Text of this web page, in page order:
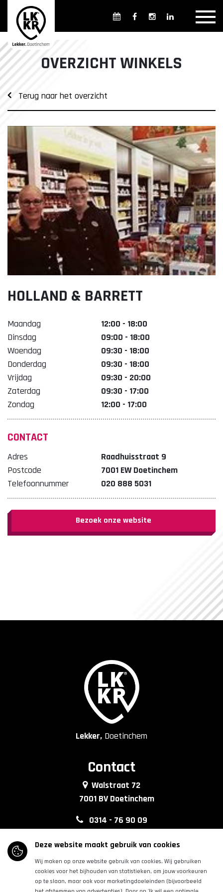
Overzicht winkels
Openingsdagen en -tijden
Weekmarkten
Overzicht Cultuur & Musea
Parkeren in Doetinchem
Openbaar vervoer
Gratis Shuttle
FAQ
Lekker. Doetinchem
Organisatie Binnenstadbedrijf Doetinchem
OVERZICHT WINKELS
Terug naar het overzicht
HOLLAND & BARRETT
Maandag
12:00 - 18:00
Dinsdag
09:00 - 18:00
Woendag
09:30 - 18:00
Donderdag
09:30 - 18:00
Vrijdag
09:30 - 20:00
Zaterdag
09:30 - 17:00
Zondag
12:00 - 17:00
CONTACT
Adres
Raadhuisstraat 9
Postcode
7001 EW Doetinchem
Telefoonnummer
020 888 5031
Bezoek onze website
Lekker, Doetinchem
Contact
Walstraat 72
7001 BV Doetinchem
0314 - 76 90 09
info@lkkrdoetinchem.nl
Volg ons
Deze website maakt gebruik van cookies
Wij maken op onze website gebruik van cookies. Wij gebruiken
cookies voor het bijhouden van statistieken, om jouw voorkeuren
op te slaan, maar ook voor marketingdoeleinden (bijvoorbeeld